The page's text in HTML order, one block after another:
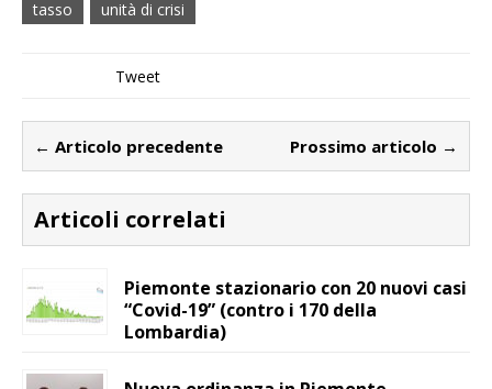
tasso unità di crisi
Tweet
← Articolo precedente Prossimo articolo →
Articoli correlati
Piemonte stazionario con 20 nuovi casi
“Covid-19” (contro i 170 della
Lombardia)